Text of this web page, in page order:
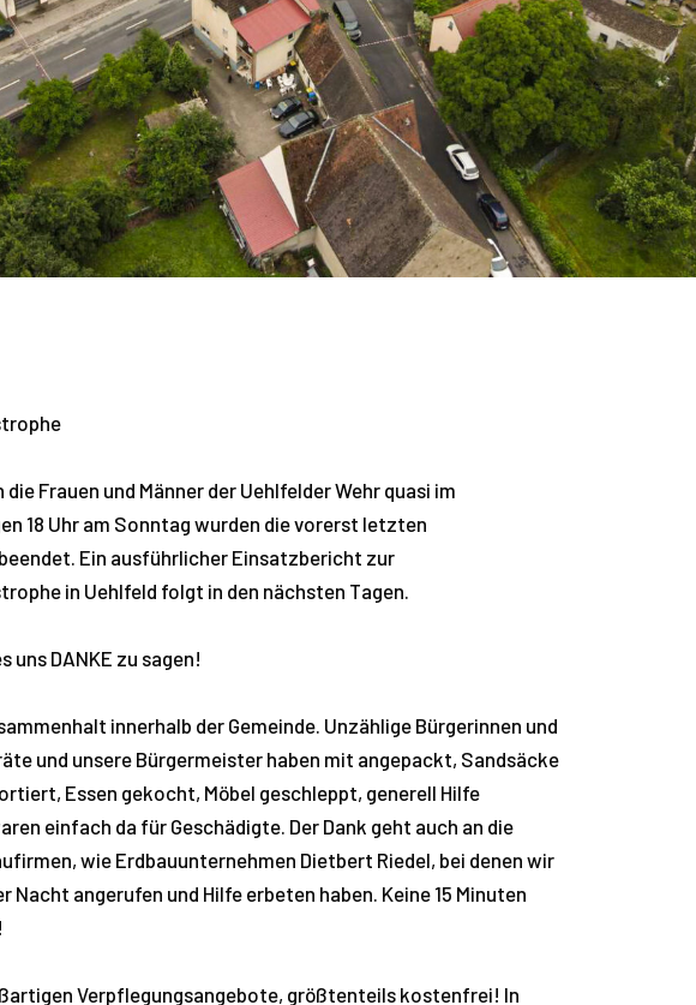
Frauen und Männer der Uehlfelder Wehr quasi im
18 Uhr am Sonntag wurden die vorerst letzten
Ein ausführlicher Einsatzbericht zur
in Uehlfeld folgt in den nächsten Tagen.
uns DANKE zu sagen!
innerhalb der Gemeinde. Unzählige Bürgerinnen und
und unsere Bürgermeister haben mit angepackt, Sandsäcke
Essen gekocht, Möbel geschleppt, generell Hilfe
einfach da für Geschädigte. Der Dank geht auch an die
wie Erdbauunternehmen Dietbert Riedel, bei denen wir
Nacht angerufen und Hilfe erbeten haben. Keine 15 Minuten
Verpflegungsangebote, größtenteils kostenfrei! In